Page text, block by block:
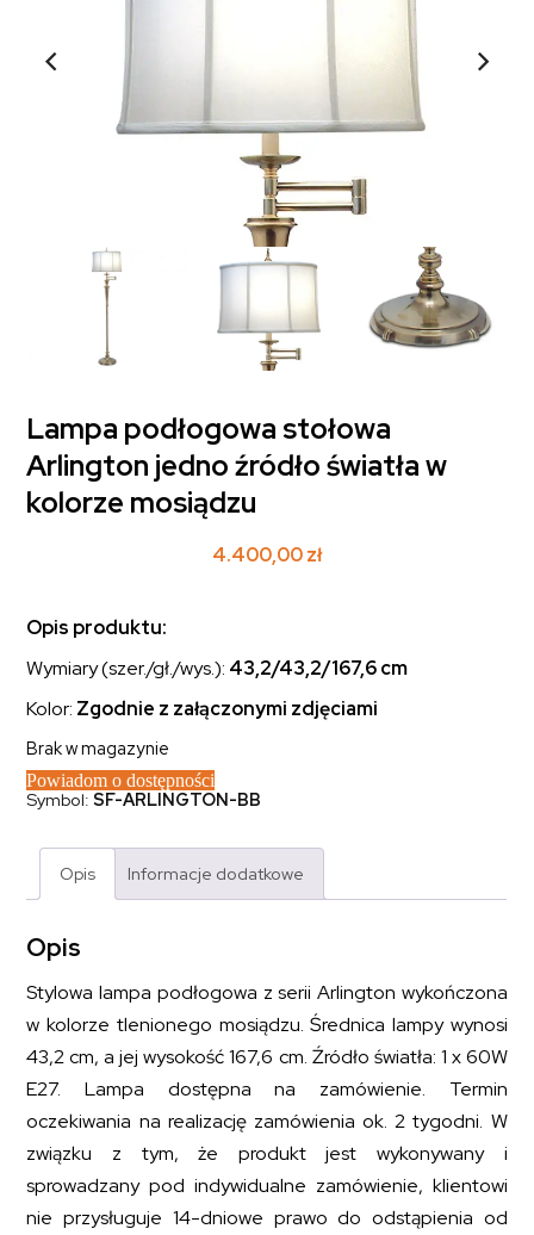
Lampa podłogowa stołowa
Arlington jedno źródło światła w
kolorze mosiądzu
4.400,00zł
Opis produktu:
Wymiary (szer./gł./wys.): 43,2/43,2/167,6cm
Kolor: Zgodnie z załączonymi zdjęciami
Brak w magazynie
Powiadom o dostępności
Symbol:SF-ARLINGTON-BB
Opis Informacje dodatkowe
Opis
Stylowa lampa podłogowa z serii Arlington wykończona
w kolorze tlenionego mosiądzu. Średnica lampy wynosi
43,2 cm, a jej wysokość 167,6 cm. Źródło światła: 1 x 60W
E27. Lampa dostępna na zamówienie. Termin
oczekiwania na realizację zamówienia ok. 2 tygodni. W
związku z tym, że produkt jest wykonywany i
sprowadzany pod indywidualne zamówienie, klientowi
nie przysługuje 14-dniowe prawo do odstąpienia od